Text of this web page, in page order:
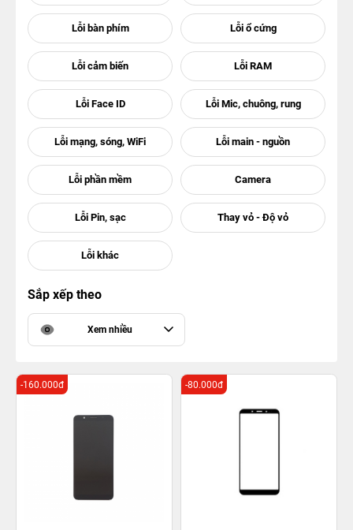
Sắp xếp theo
Xem nhiều
-160.000đ -80.000đ